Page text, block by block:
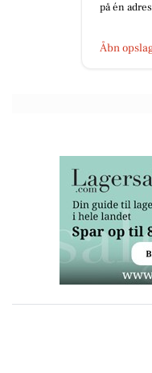
på én adresse: 🔧 CMH Bi...